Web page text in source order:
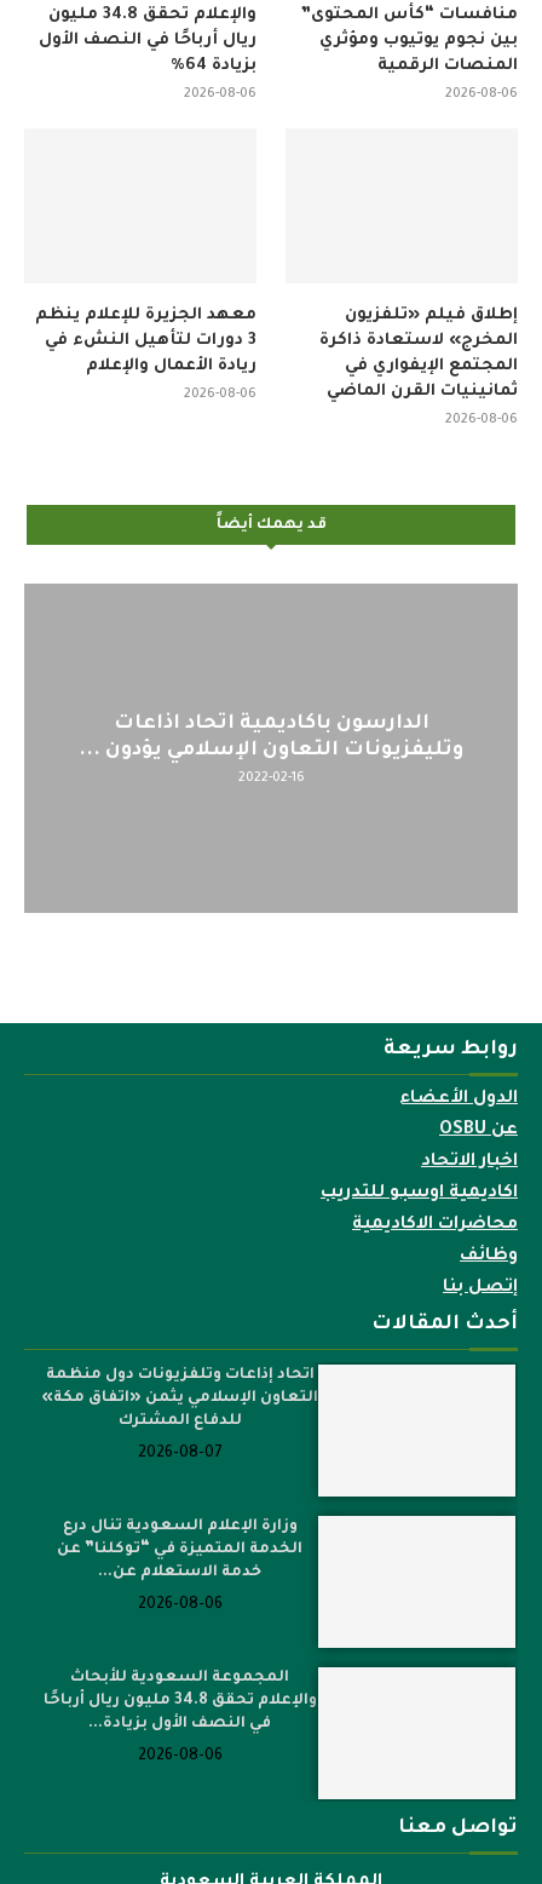
والإعلام تحقق 34.8 مليون
ريال أرباحًا في النصف الأول
بزيادة 64%
2026-08-06
منافسات “كأس المحتوى”
بين نجوم يوتيوب ومؤثري
المنصات الرقمية
2026-08-06
معهد الجزيرة للإعلام ينظم
3 دورات لتأهيل النشء في
ريادة الأعمال والإعلام
2026-08-06
إطلاق فيلم «تلفزيون
المخرج» لاستعادة ذاكرة
المجتمع الإيفواري في
ثمانينيات القرن الماضي
2026-08-06
قد يهمك أيضاً
اليوم : المشاركة بالاجتماع التحضيري
لمنظمي قمة اسيا...
روابط سريعة
الدول الأعضاء
عن OSBU
اخبار الاتحاد
اكاديمية اوسبو للتدريب
محاضرات الاكاديمية
وظائف
إتصل بنا
أحدث المقالات
اتحاد إذاعات وتلفزيونات دول منظمة
التعاون الإسلامي يثمن «اتفاق مكة»
للدفاع المشترك
2026-08-07
وزارة الإعلام السعودية تنال درع
الخدمة المتميزة في “توكلنا” عن
خدمة الاستعلام عن...
2026-08-06
المجموعة السعودية للأبحاث
والإعلام تحقق 34.8 مليون ريال أرباحًا
في النصف الأول بزيادة...
2026-08-06
تواصل معنا